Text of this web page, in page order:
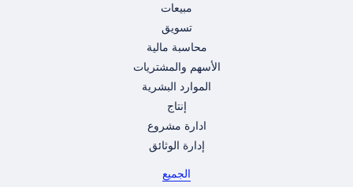
مبيعات
تسويق
محاسبة مالية
الأسهم والمشتريات
الموارد البشرية
إنتاج
ادارة مشروع
إدارة الوثائق
الجميع